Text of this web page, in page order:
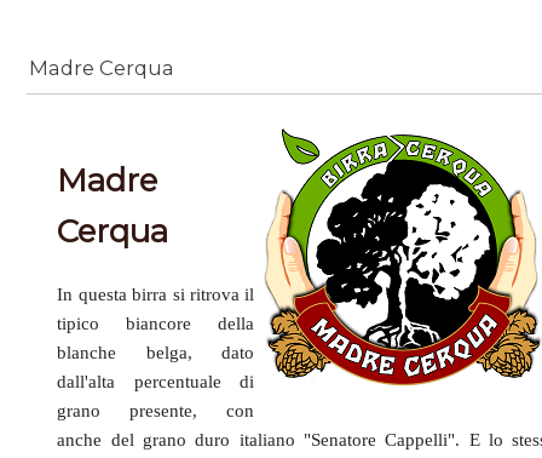
Madre Cerqua
Madre
Cerqua
In questa birra si ritrova il
tipico biancore della
blanche belga, dato
dall'alta percentuale di
grano presente, con
anche del grano duro italiano "Senatore Cappelli". E lo